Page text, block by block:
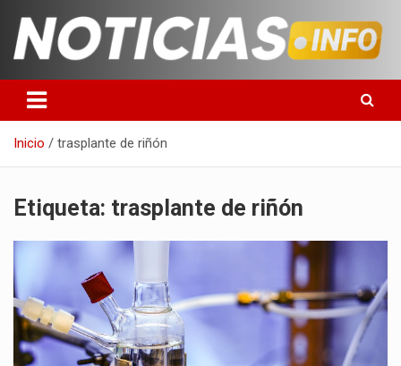
contenido
Noticias en español
Inicio trasplante de riñón
Etiqueta: trasplante de riñón